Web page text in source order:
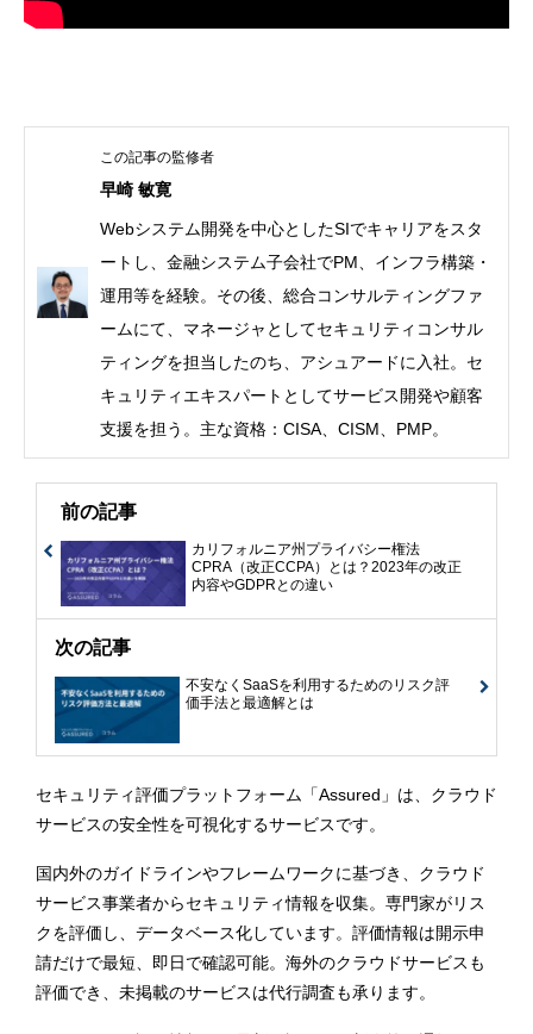
早崎 敏寛
Webシステム開発を中心としたSIでキャリアをスタ
ートし、金融システム子会社でPM、インフラ構築・
運用等を経験。その後、総合コンサルティングファ
ームにて、マネージャとしてセキュリティコンサル
ティングを担当したのち、アシュアードに入社。セ
キュリティエキスパートとしてサービス開発や顧客
支援を担う。主な資格：CISA、CISM、PMP。
前の記事
カリフォルニア州プライバシー権法
CPRA（改正CCPA）とは？2023年の改正
内容やGDPRとの違い
次の記事
不安なくSaaSを利用するためのリスク評
価手法と最適解とは
セキュリティ評価プラットフォーム「Assured」は、クラウド
サービスの安全性を可視化するサービスです。
国内外のガイドラインやフレームワークに基づき、クラウド
サービス事業者からセキュリティ情報を収集。専門家がリス
クを評価し、データベース化しています。評価情報は開示申
請だけで最短、即日で確認可能。海外のクラウドサービスも
評価でき、未掲載のサービスは代行調査も承ります。